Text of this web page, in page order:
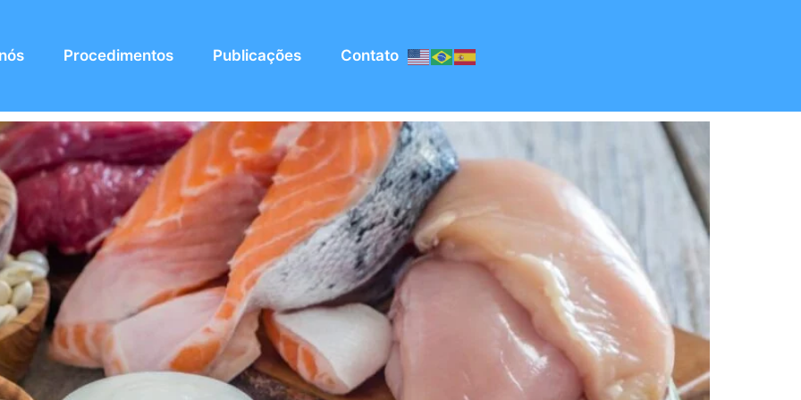
Procedimentos Publicações Contato
a imunidade